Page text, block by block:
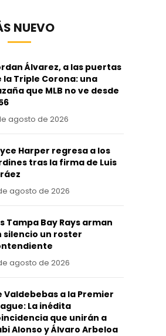
NUEVO
Álvarez, a las puertas
la Triple Corona: una
que MLB no ve desde
agosto de 2026
Harper regresa a los
tras la firma de Luis
agosto de 2026
Tampa Bay Rays arman
silencio un roster
agosto de 2026
Valdebebas a la Premier
La inédita
que unirán a
Alonso y Álvaro Arbeloa